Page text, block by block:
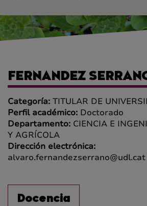
FERNANDEZ
Categoría: TITULAR DE
Perfil académico: Doctorado
Departamento: CIENCIA E
Y AGRÍCOLA
Dirección electrónica:
alvaro.fernandezserrano@udl.cat
Docencia